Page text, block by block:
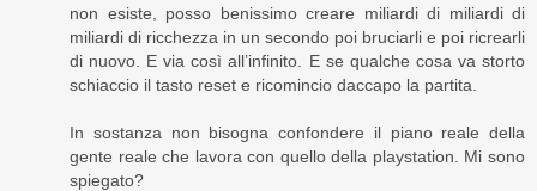
non esiste, posso benissimo creare miliardi di miliardi di
miliardi di ricchezza in un secondo poi bruciarli e poi ricrearli
di nuovo. E via così all’infinito. E se qualche cosa va storto
schiaccio il tasto reset e ricomincio daccapo la partita.
In sostanza non bisogna confondere il piano reale della
gente reale che lavora con quello della playstation. Mi sono
spiegato?